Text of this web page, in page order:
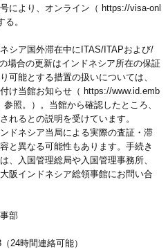
により、オンライン（ https://visa-onl
。
シア国外滞在中にITAS/ITAPおよび/
場合の更新はインドネシア所在の保証
可能とする措置の扱いについては、
け当館お知らせ（ https://www.id.emb
照。）。当館から確認したところ、
れるとの説明を受けています。
ドネシア当局による実際の査証・滞
と異なる可能性もあります。手続き
、入国管理総局や入国管理事務所、
阪インドネシア総領事館にお問い合
部
24時間連絡可能）